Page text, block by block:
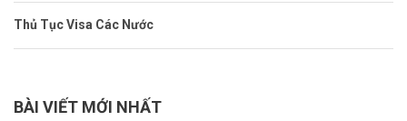
Thủ Tục Visa Các Nước
BÀI VIẾT MỚI NHẤT